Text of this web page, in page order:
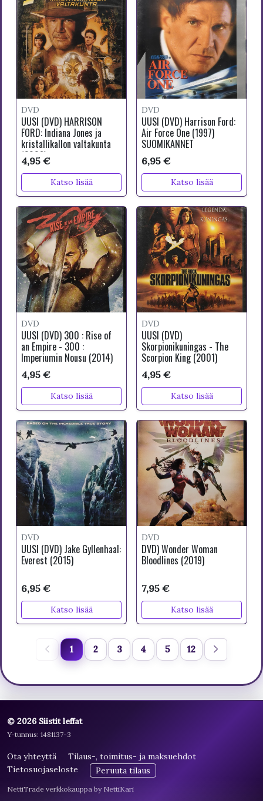
DVD
UUSI (DVD) HARRISON
FORD: Indiana Jones ja
kristallikallon valtakunta
(2008)
4,95 €
Katso lisää
DVD
UUSI (DVD) Harrison Ford:
Air Force One (1997)
SUOMIKANNET
6,95 €
Katso lisää
DVD
UUSI (DVD) 300 : Rise of
an Empire - 300 :
Imperiumin Nousu (2014)
4,95 €
Katso lisää
DVD
UUSI (DVD)
Skorpionikuningas - The
Scorpion King (2001)
4,95 €
Katso lisää
DVD
UUSI (DVD) Jake Gyllenhaal:
Everest (2015)
6,95 €
Katso lisää
DVD
DVD) Wonder Woman
Bloodlines (2019)
7,95 €
Katso lisää
1 2 3 4 5 12
© 2026 Siistit leffat
Y-tunnus: 1481137-3
Ota yhteyttä
Tilaus-, toimitus- ja maksuehdot
Tietosuojaseloste
Peruuta tilaus
NettiTrade verkkokauppa by NettiKari